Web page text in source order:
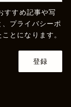
すすめ記事や写
プライバシーポ
とになります。
登録